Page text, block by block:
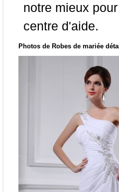
notre mieux
centre d'aide.
Photos de Robes de mariée